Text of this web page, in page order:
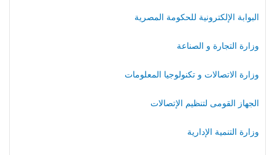
البوابة الإلكترونية للحكومة المصرية
وزارة التجارة و الصناعة
وزارة الاتصالات و تكنولوجيا المعلومات
الجهاز القومى لتنظيم الإتصالات
وزارة التنمية الإدارية